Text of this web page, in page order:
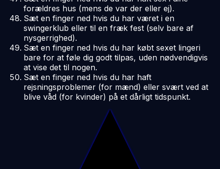
forældres hus (mens de var der eller ej).
Sæt en finger ned hvis du har været i en
swingerklub eller til en fræk fest (selv bare af
nysgerrighed).
Sæt en finger ned hvis du har købt sexet lingeri
bare for at føle dig godt tilpas, uden nødvendigvis
at vise det til nogen.
Sæt en finger ned hvis du har haft
rejsningsproblemer (for mænd) eller svært ved at
blive våd (for kvinder) på et dårligt tidspunkt.